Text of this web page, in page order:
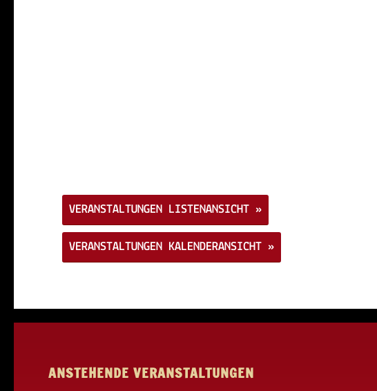
VERANSTALTUNGEN LISTENANSICHT »
VERANSTALTUNGEN KALENDERANSICHT »
ANSTEHENDE VERANSTALTUNGEN